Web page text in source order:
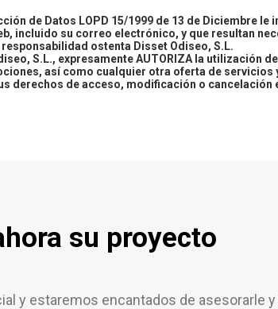
de Datos LOPD 15/1999 de 13 de Diciembre
incluido su correo electrónico, y que resultan
ostenta Disset Odiseo, S.L.
S.L., expresamente AUTORIZA la utilización
así como cualquier otra oferta de
de acceso, modificación o cancelación
su proyecto
y estaremos encantados de asesorarle y